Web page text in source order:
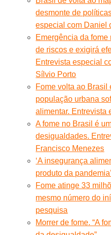
desmonte de
especial com Daniel
Emergência da
de riscos e exigirá
Entrevista especial
Sílvio Porto
Fome volta ao Brasil
população urbana
alimentar. Entrevista
A fome no Brasil é
desigualdades.
Francisco Menezes
‘A insegurança
produto da
Fome atinge 33
mesmo número do
pesquisa
Morrer de fome. “A